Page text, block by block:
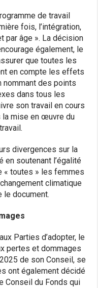
de travail
fois, l’intégration,
par âge ». La décision
également, le
que toutes les
en compte les effets
nommant des points
dans tous les
son travail en cours
la mise en œuvre du
divergences sur la
en soutenant l’égalité
« toutes » les femmes
climatique
le document.
Parties d’adopter, le
pertes et dommages
de son Conseil, se
ont également décidé
Conseil du Fonds qui